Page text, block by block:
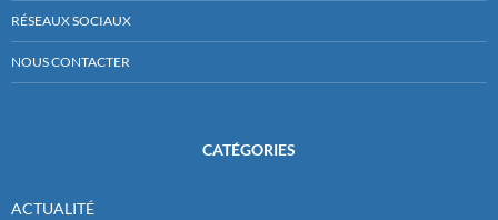
RÉSEAUX SOCIAUX
NOUS CONTACTER
CATÉGORIES
ACTUALITÉ